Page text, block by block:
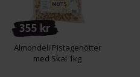
355 kr
Almondeli Pistagenötter
med Skal 1kg